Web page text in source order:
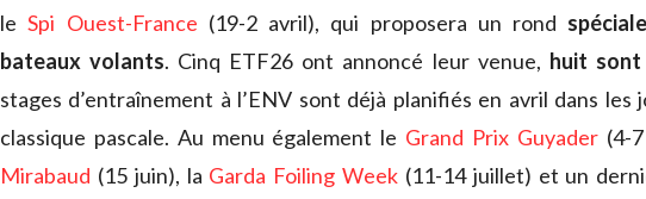
leSpi Ouest-France (19-2 avril), qui proposera un rond
bateaux volants. Cinq ETF26 ont annoncé leur venue, huit sont
stages d’entraînement à l’ENV sont déjà planifiés en avril dans les
classique pascale. Au menu également le Grand Prix Guyader(4-7
Mirabaud (15 juin), la Garda Foiling Week (11-14 juillet) et un